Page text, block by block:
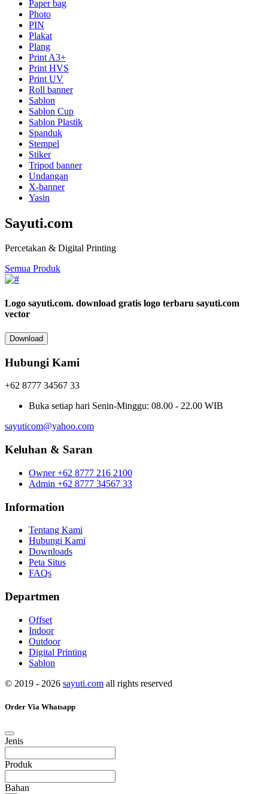
Paper bag
Photo
PIN
Plakat
Plang
Print A3+
Print HVS
Print UV
Roll banner
Sablon
Sablon Cup
Sablon Plastik
Spanduk
Stempel
Stiker
Tripod banner
Undangan
X-banner
Yasin
Sayuti.com
Percetakan & Digital Printing
Semua Produk
Logo sayuti.com. download gratis logo terbaru sayuti.com
vector
Download
Hubungi Kami
+62 8777 34567 33
Buka setiap hari Senin-Minggu: 08.00 - 22.00 WIB
sayuticom@yahoo.com
Keluhan & Saran
Owner +62 8777 216 2100
Admin +62 8777 34567 33
Information
Tentang Kami
Hubungi Kami
Downloads
Peta Situs
FAQs
Departmen
Offset
Indoor
Outdoor
Digital Printing
Sablon
© 2019 - 2026 sayuti.com all rights reserved
Order Via Whatsapp
Jenis
Produk
Bahan